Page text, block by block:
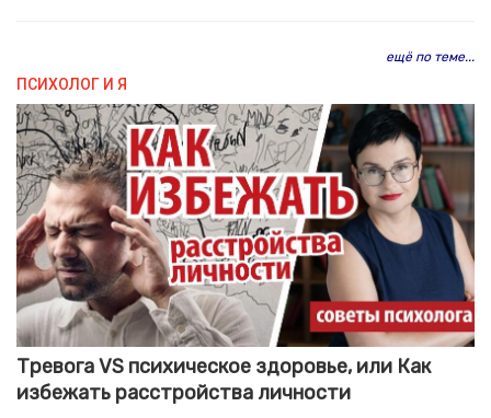
ещё по теме...
ПСИХОЛОГ И Я
Тревога VS психическое здоровье, или Как
избежать расстройства личности